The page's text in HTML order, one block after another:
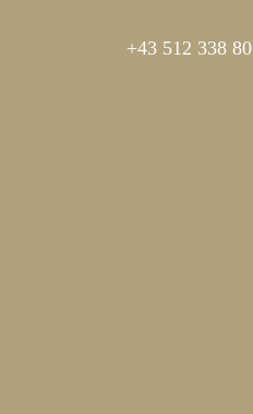
+43 512 338 80